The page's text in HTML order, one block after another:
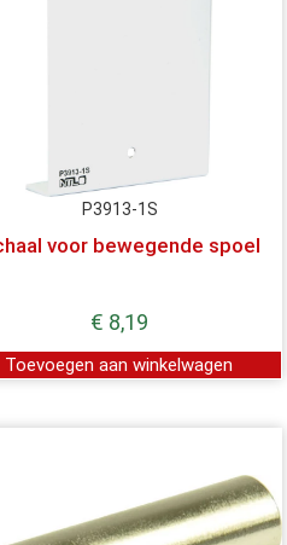
P3913-1S
voor bewegende spoel
€ 8,19
Toevoegen aan winkelwagen